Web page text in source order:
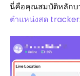
นี่คือคุณสมบัติหลักบ
ตำแหน่งสด tracker: